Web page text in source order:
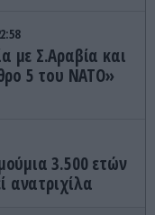
με Σ.Αραβία και
5 του ΝΑΤΟ»
3.500 ετών
ανατριχίλα